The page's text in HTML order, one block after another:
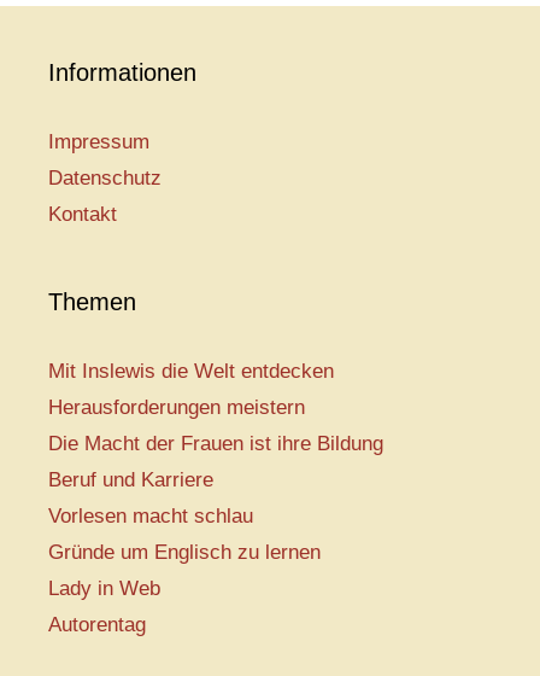
Informationen
Impressum
Datenschutz
Kontakt
Themen
Mit Inslewis die Welt entdecken
Herausforderungen meistern
Die Macht der Frauen ist ihre Bildung
Beruf und Karriere
Vorlesen macht schlau
Gründe um Englisch zu lernen
Lady in Web
Autorentag